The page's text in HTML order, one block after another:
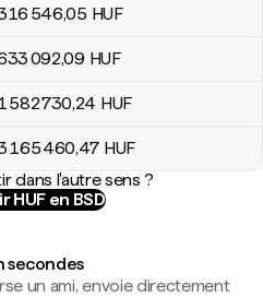
546,05 HUF
092,09 HUF
582 730,24 HUF
165 460,47 HUF
dans l'autre sens ?
HUF en BSD
secondes
un ami, envoie directement